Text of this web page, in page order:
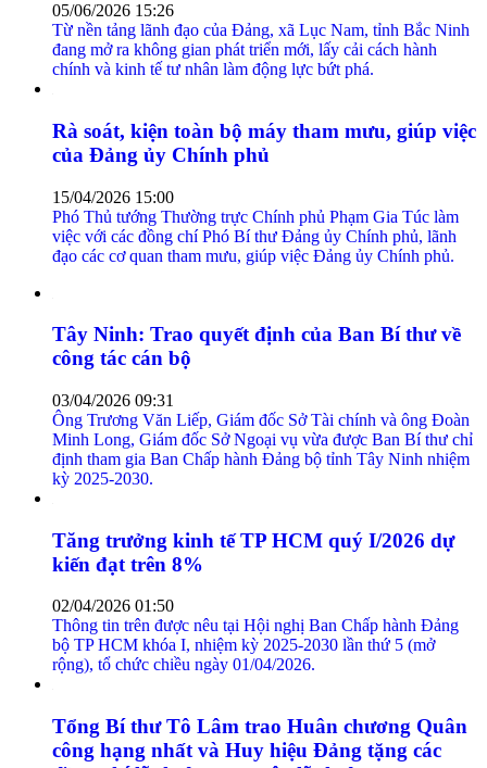
05/06/2026 15:26
Từ nền tảng lãnh đạo của Đảng, xã Lục Nam, tỉnh Bắc Ninh
đang mở ra không gian phát triển mới, lấy cải cách hành
chính và kinh tế tư nhân làm động lực bứt phá.
Rà soát, kiện toàn bộ máy tham mưu, giúp việc
của Đảng ủy Chính phủ
15/04/2026 15:00
Phó Thủ tướng Thường trực Chính phủ Phạm Gia Túc làm
việc với các đồng chí Phó Bí thư Đảng ủy Chính phủ, lãnh
đạo các cơ quan tham mưu, giúp việc Đảng ủy Chính phủ.
Tây Ninh: Trao quyết định của Ban Bí thư về
công tác cán bộ
03/04/2026 09:31
Ông Trương Văn Liếp, Giám đốc Sở Tài chính và ông Đoàn
Minh Long, Giám đốc Sở Ngoại vụ vừa được Ban Bí thư chỉ
định tham gia Ban Chấp hành Đảng bộ tỉnh Tây Ninh nhiệm
kỳ 2025-2030.
Tăng trưởng kinh tế TP HCM quý I/2026 dự
kiến đạt trên 8%
02/04/2026 01:50
Thông tin trên được nêu tại Hội nghị Ban Chấp hành Đảng
bộ TP HCM khóa I, nhiệm kỳ 2025-2030 lần thứ 5 (mở
rộng), tổ chức chiều ngày 01/04/2026.
Tổng Bí thư Tô Lâm trao Huân chương Quân
công hạng nhất và Huy hiệu Đảng tặng các